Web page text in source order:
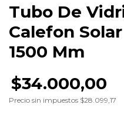
Tubo De
Calefon
1500 Mm
$34.000,00
Precio sin impuestos $28.099,17